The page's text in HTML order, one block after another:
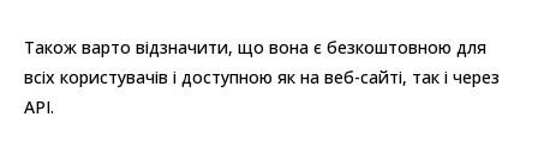
Також варто відзначити, що вона є безкоштовною для
всіх користувачів і доступною як на веб-сайті, так і через
API.